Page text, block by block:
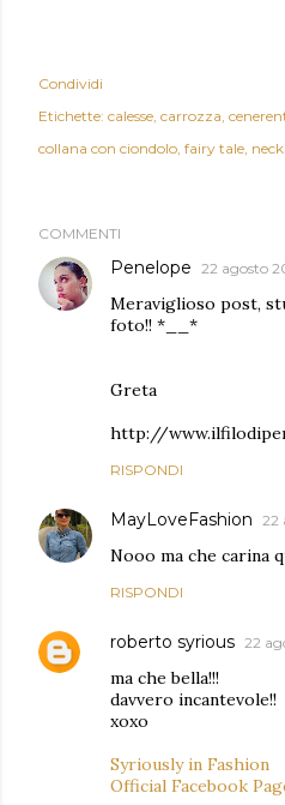
Condividi
Etichette: calesse carrozza
collana con ciondolo fairy tale
COMMENTI
Penelope 22 agosto
Meraviglioso post,
foto!! *__*
Greta
http://
RISPONDI
MayLoveFashion 22
Nooo ma che carina
RISPONDI
roberto syrious 22
ma che bella!!!
davvero incantevole!!
xoxo
Syriously in Fashion
Official Facebook